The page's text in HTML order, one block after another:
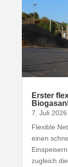
Erster
7. Juli 2026
Flexible
einen
zugleich